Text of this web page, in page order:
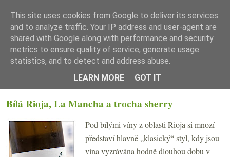
☰ Menu
Bílá Rioja, La Mancha a trocha sherry
Pod bílými víny z oblasti Rioja si mnozí
představí hlavně „klasický“ styl, kdy jsou
vína vyzrávána hodně dlouhou dobu v
This site uses cookies from Google to deliver its services
and to analyze traffic. Your IP address and user-agent are
shared with Google along with performance and security
metrics to ensure quality of service, generate usage
statistics, and to detect and address abuse.
LEARN MORE
GOT IT